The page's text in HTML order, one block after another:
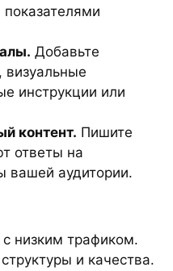
Добавьте
визуальные
инструкции или
контент. Пишите
ответы на
вашей аудитории.
низким трафиком.
и качества.